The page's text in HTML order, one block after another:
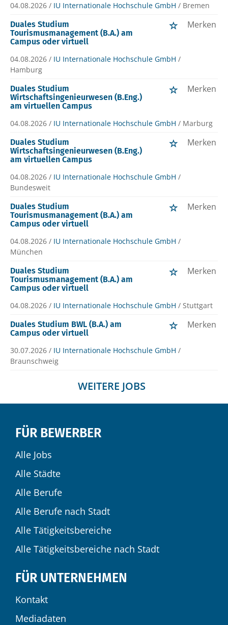
04.08.2026 / IU Internationale Hochschule GmbH / Bremen
Duales Studium
Tourismusmanagement (B.A.) am
Campus oder virtuell
Merken
04.08.2026 / IU Internationale Hochschule GmbH /
Hamburg
Duales Studium
Wirtschaftsingenieurwesen (B.Eng.)
am virtuellen Campus
Merken
04.08.2026 / IU Internationale Hochschule GmbH / Marburg
Duales Studium
Wirtschaftsingenieurwesen (B.Eng.)
am virtuellen Campus
Merken
04.08.2026 / IU Internationale Hochschule GmbH /
Bundesweit
Duales Studium
Tourismusmanagement (B.A.) am
Campus oder virtuell
Merken
04.08.2026 / IU Internationale Hochschule GmbH /
München
Duales Studium
Tourismusmanagement (B.A.) am
Campus oder virtuell
Merken
04.08.2026 / IU Internationale Hochschule GmbH / Stuttgart
Duales Studium BWL (B.A.) am
Campus oder virtuell
Merken
30.07.2026 / IU Internationale Hochschule GmbH /
Braunschweig
WEITERE JOBS
FÜR BEWERBER
Alle Jobs
Alle Städte
Alle Berufe
Alle Berufe nach Stadt
Alle Tätigkeitsbereiche
Alle Tätigkeitsbereiche nach Stadt
FÜR UNTERNEHMEN
Kontakt
Mediadaten